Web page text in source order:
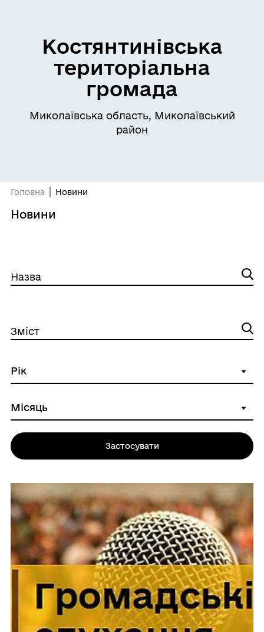
Костянтинівська
територіальна
громада
Миколаївська область, Миколаївський
район
Головна Новини
Новини
Назва
Зміст
Застосувати